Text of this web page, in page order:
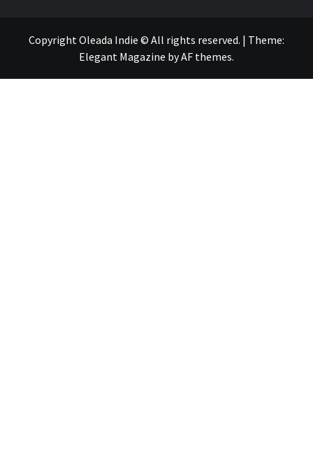
Copyright Oleada Indie © All rights reserved. | Theme:
Elegant Magazine byAF themes.